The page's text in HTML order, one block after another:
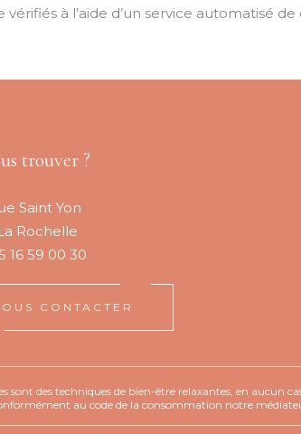
à l’aide d’un service automatisé
trouver ?
Saint Yon
Rochelle
16 59 00 30
CONTACTER
sont des techniques de bien-être relaxantes, en aucun
au code de la consommation notre